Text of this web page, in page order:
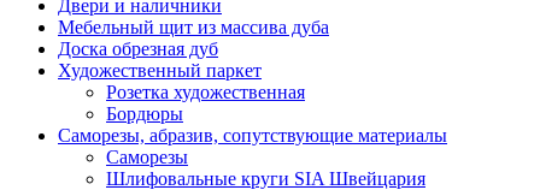
Двери и наличники
Мебельный щит из массива дуба
Доска обрезная дуб
Художественный паркет
Розетка художественная
Бордюры
Саморезы, абразив, сопутствующие материалы
Саморезы
Шлифовальные круги SIA Швейцария